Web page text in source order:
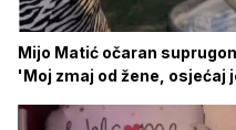
Mijo Matić očaran
'Moj zmaj od žene, osjećaj